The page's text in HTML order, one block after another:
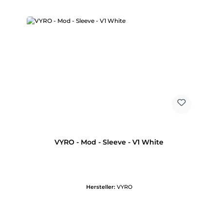
VYRO - Mod - Sleeve - V1 White
Hersteller: VYRO